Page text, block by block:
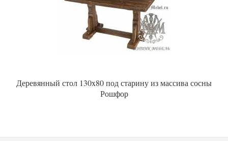
Деревянный стол 130x80 под старину из массива сосны
Рошфор